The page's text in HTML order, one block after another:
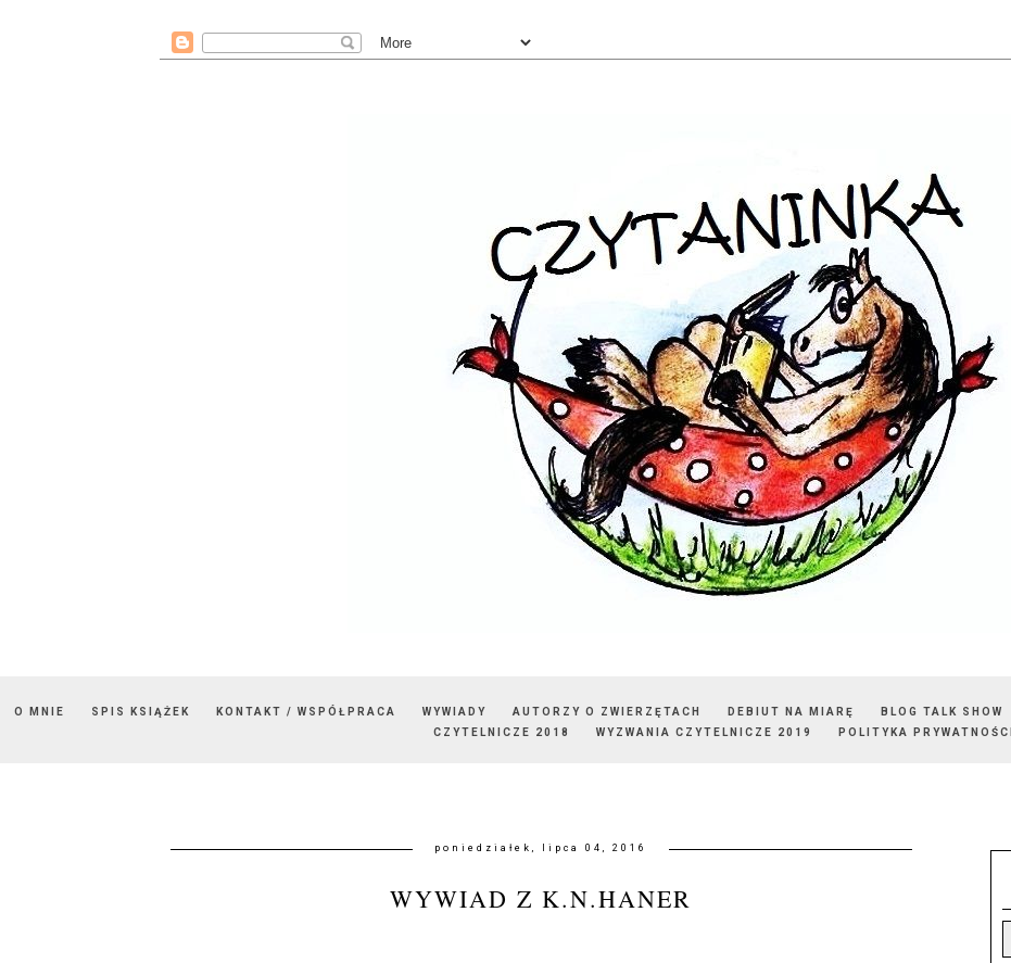
O MNIE SPIS KSIĄŻEK KONTAKT / WSPÓŁPRACA WYWIADY AUTORZY O ZWIERZĘTACH DEBIUT NA MIARĘ BLOG TALK SHOW
CZYTELNICZE 2018
WYZWANIA CZYTELNICZE 2019 POLITYKA PRYWATNOŚCI
poniedziałek, lipca 04, 2016
WYWIAD Z K.N.HANER